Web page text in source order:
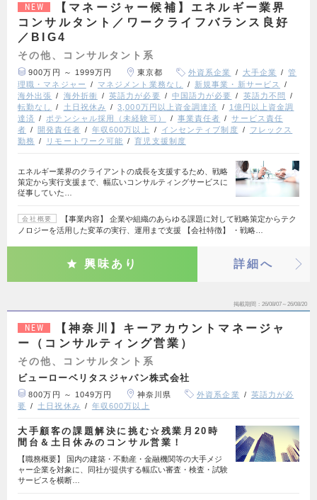
NEW
【マネージャー候補】エネルギー業界
コンサルタント／ワークライフバランス良好
／BIG4
その他、コンサルタント系
900万円 ～ 1999万円 東京都 外資系企業 大手企業
管
理職・マネジャー
マネジメント業務なし
新規事業・新サービス
海外出張
海外折衝 英語力が必要 中国語力が必要
英語力不問
転勤なし
土日祝休み 3,000万円以上資金調達済
1億円以上資金調
達済
ポテンシャル採用（未経験可） 事業責任者
サービス責任
者
開発責任者 年収600万以上 インセンティブ制度
フレックス
勤務
リモートワーク可能 育児支援制度
エネルギー業界のクライアントの成長を支援するため、戦略
策定から実行支援まで、幅広いコンサルティングサービスに
従事していた…
会社概要
【事業内容】 企業や組織のあらゆる課題に対して戦略策定からテク
ノロジーを活用した変革の実行、運用まで支援 【会社特徴】 ・戦略…
興味あり 詳細へ
掲載期間 26/08/07～26/08/20
NEW
【神奈川】キーアカウントマネージャ
ー（コンサルティング営業）
その他、コンサルタント系
ビューローベリタスジャパン株式会社
800万円 ～ 1049万円 神奈川県 外資系企業
英語力が必
要
土日祝休み 年収600万以上
大手顧客の課題解決に挑む☆残業月20時
間台＆土日休みのコンサル営業！
【職務概要】 国内の建築・不動産・金融機関等の大手メジ
ャー企業を対象に、同社が提供する幅広い審査・検査・試験
サービスを横断…